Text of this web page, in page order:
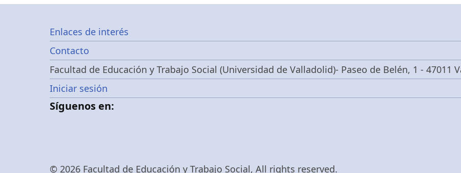
Footer
menu
Enlaces de interés
Contacto
Facultad de Educación y Trabajo Social (Universidad de Valladolid)- Paseo de Belén, 1 - 47011
Menú
de
Iniciar sesión
Síguenos en:
© 2026 Facultad de Educación y Trabajo Social, All rights reserved.